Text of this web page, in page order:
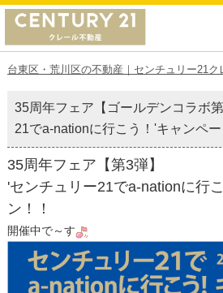
台東区・荒川区の不動産｜センチュリー21ク
35周年フェア【ゴールデンコラボ
21でa-nationに行こう！'キャンペー
35周年フェア【第3弾】
'センチュリー21でa-nationに行
ン！！
開催中で～す